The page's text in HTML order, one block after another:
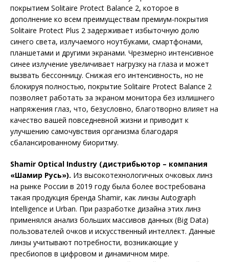
покрытием Solitaire Protect Balance 2, которое в
дополнение ко всем преимуществам премиум-покрытия
Solitaire Protect Plus 2 задерживает избыточную долю
синего света, излучаемого ноутбуками, смартфонами,
планшетами и другими экранами. Чрезмерно интенсивное
синее излучение увеличивает нагрузку на глаза и может
вызвать бессонницу. Снижая его интенсивность, но не
блокируя полностью, покрытие Solitaire Protect Balance 2
позволяет работать за экраном монитора без излишнего
напряжения глаз, что, безусловно, благотворно влияет на
качество вашей повседневной жизни и приводит к
улучшению самочувствия организма благодаря
сбалансированному биоритму.
Shamir Optical Industry (дистрибьютор – компания
«Шамир Русь»). Из высокотехнологичных очковых линз
на рынке России в 2019 году была более востребована
такая продукция бренда Shamir, как линзы Autograph
Intelligence и Urban. При разработке дизайна этих линз
применялся анализ больших массивов данных (Big Data)
пользователей очков и искусственный интеллект. Данные
линзы учитывают потребности, возникающие у
пресбиопов в цифровом и динамичном мире.